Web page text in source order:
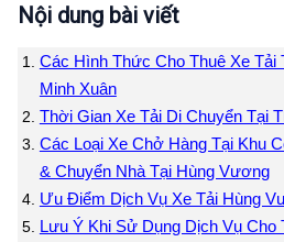
Nội dung bài viết
Các Hình Thức Cho Thuê Xe Tải
Minh Xuân
Thời Gian Xe Tải Di Chuyển Tại
Các Loại Xe Chở Hàng Tại Khu
& Chuyển Nhà Tại Hùng Vương
Ưu Điểm Dịch Vụ Xe Tải Hùng
Lưu Ý Khi Sử Dụng Dịch Vụ Cho